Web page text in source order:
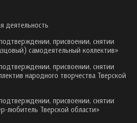
деятельность
присвоении, снятии
самодеятельный коллектив»
присвоении, снятии
народного творчества Тверской
присвоении, снятии
любитель Тверской области»